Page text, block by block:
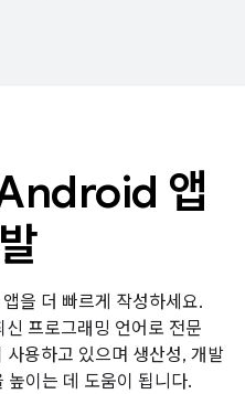
앱
을 더 빠르게 작성하세요.
프로그래밍 언어로 전문
용하고 있으며 생산성, 개발
높이는 데 도움이 됩니다.